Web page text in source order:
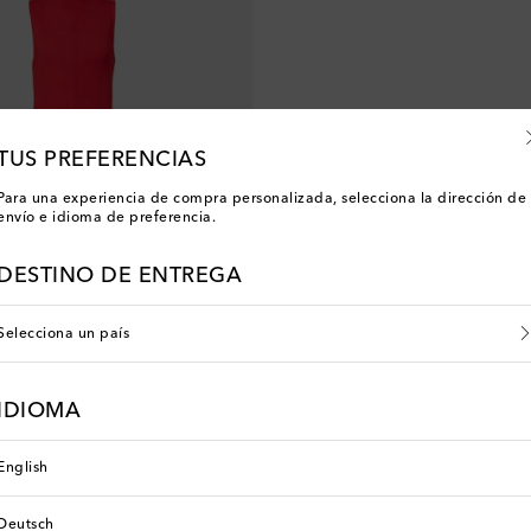
PREFERENCIAS
Para una experiencia de compra personalizada, selecciona la dirección de
e idioma de preferencia.
DESTINO DE ENTREGA
un país
IDIOMA
English
Deutsch